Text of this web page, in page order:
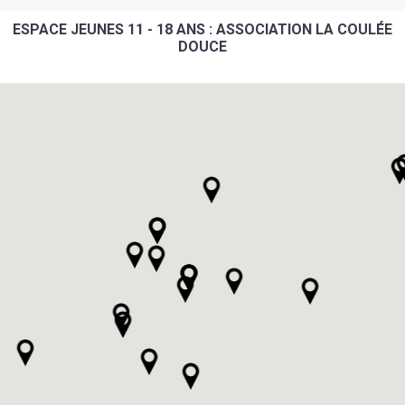
ESPACE JEUNES 11 - 18 ANS : ASSOCIATION LA COULÉE
DOUCE